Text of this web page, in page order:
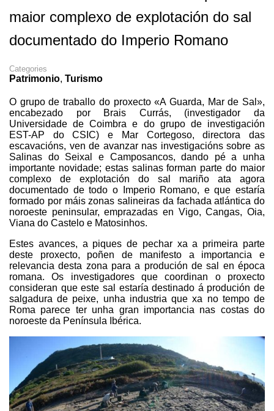
maior complexo de explotación do sal
documentado do Imperio Romano
Categories
Patrimonio, Turismo
O grupo de traballo do proxecto «A Guarda, Mar de Sal»,
encabezado por Brais Currás, (investigador da
Universidade de Coimbra e do grupo de investigación
EST-AP do CSIC) e Mar Cortegoso, directora das
escavacións, ven de avanzar nas investigacións sobre as
Salinas do Seixal e Camposancos, dando pé a unha
importante novidade; estas salinas forman parte do maior
complexo de explotación do sal mariño ata agora
documentado de todo o Imperio Romano, e que estaría
formado por máis zonas salineiras da fachada atlántica do
noroeste peninsular, emprazadas en Vigo, Cangas, Oia,
Viana do Castelo e Matosinhos.
Estes avances, a piques de pechar xa a primeira parte
deste proxecto, poñen de manifesto a importancia e
relevancia desta zona para a produción de sal en época
romana. Os investigadores que coordinan o proxecto
consideran que este sal estaría destinado á produción de
salgadura de peixe, unha industria que xa no tempo de
Roma parece ter unha gran importancia nas costas do
noroeste da Península Ibérica.